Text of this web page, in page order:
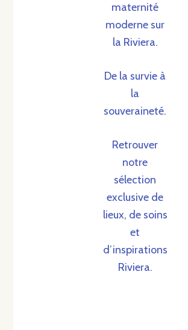
maternité
moderne sur
la Riviera.
De la survie à
la
souveraineté.
Retrouver
notre
sélection
exclusive de
lieux, de soins
et
d’inspirations
Riviera.